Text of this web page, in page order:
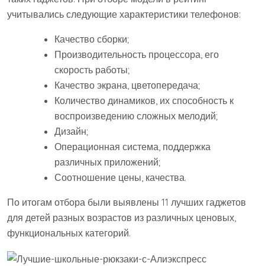
учитывались следующие характеристики телефонов:
Качество сборки;
Производительность процессора, его
скорость работы;
Качество экрана, цветопередача;
Количество динамиков, их способность к
воспроизведению сложных мелодий;
Дизайн;
Операционная система, поддержка
различных приложений;
Соотношение цены, качества.
По итогам отбора были выявлены 11 лучших гаджетов
для детей разных возрастов из различных ценовых,
функциональных категорий.